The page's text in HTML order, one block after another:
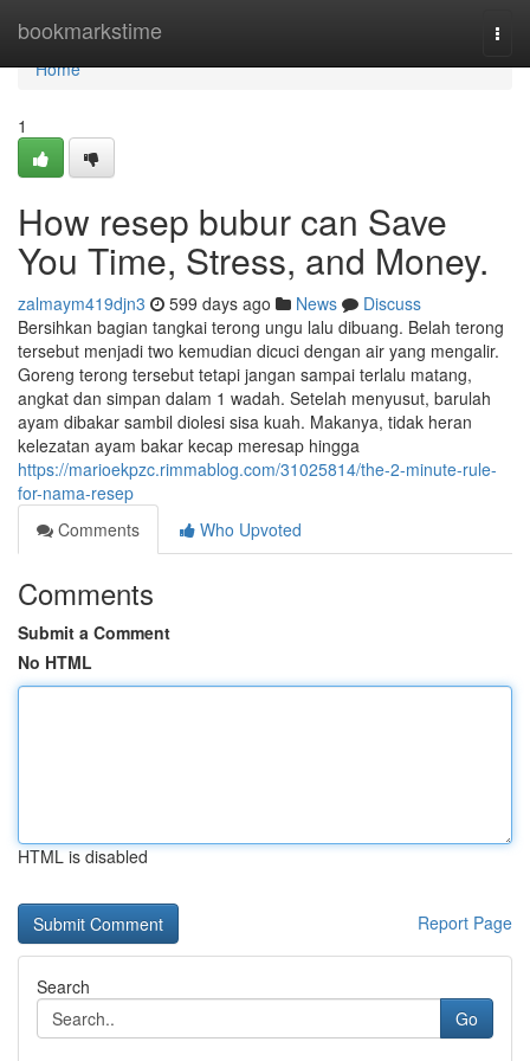
bookmarkstime
Home
Home
1
How resep bubur can Save
You Time, Stress, and Money.
zalmaym419djn3 599 days ago News
Discuss
Bersihkan bagian tangkai terong ungu lalu dibuang. Belah terong
tersebut menjadi two kemudian dicuci dengan air yang mengalir.
Goreng terong tersebut tetapi jangan sampai terlalu matang,
angkat dan simpan dalam 1 wadah. Setelah menyusut, barulah
ayam dibakar sambil diolesi sisa kuah. Makanya, tidak heran
kelezatan ayam bakar kecap meresap hingga
https://marioekpzc.rimmablog.com/31025814/the-2-minute-rule-
for-nama-resep
Comments
Who Upvoted
Comments
Submit a Comment
No HTML
HTML is disabled
Report Page
Search
Go